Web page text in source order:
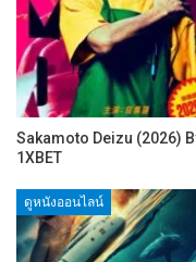
Sakamoto Deizu (2026)
1XBET
ดูหนังออนไลน์